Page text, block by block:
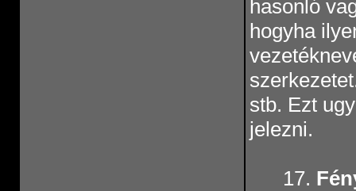
hasonló
hogyha
stb. Ezt
jelezni.
17.